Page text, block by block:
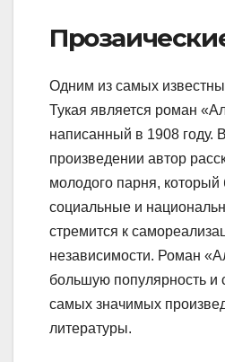
Одним из самых
Тукая является роман
написанный в 1908 году.
произведении автор
молодого парня, который
социальные и
стремится к
независимости. Роман
большую популярность и
самых значимых
литературы.